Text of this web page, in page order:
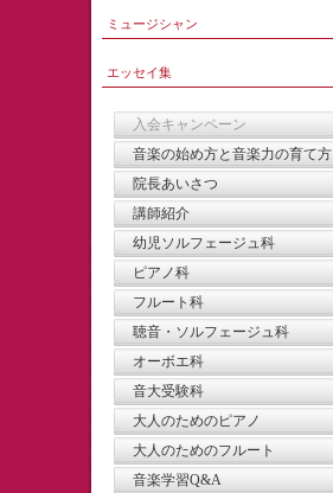
ミュージシャン
エッセイ集
入会キャンペーン
音楽の始め方と音楽力の育て方
院長あいさつ
講師紹介
幼児ソルフェージュ科
ピアノ科
フルート科
聴音・ソルフェージュ科
オーボエ科
音大受験科
大人のためのピアノ
大人のためのフルート
音楽学習Q&A